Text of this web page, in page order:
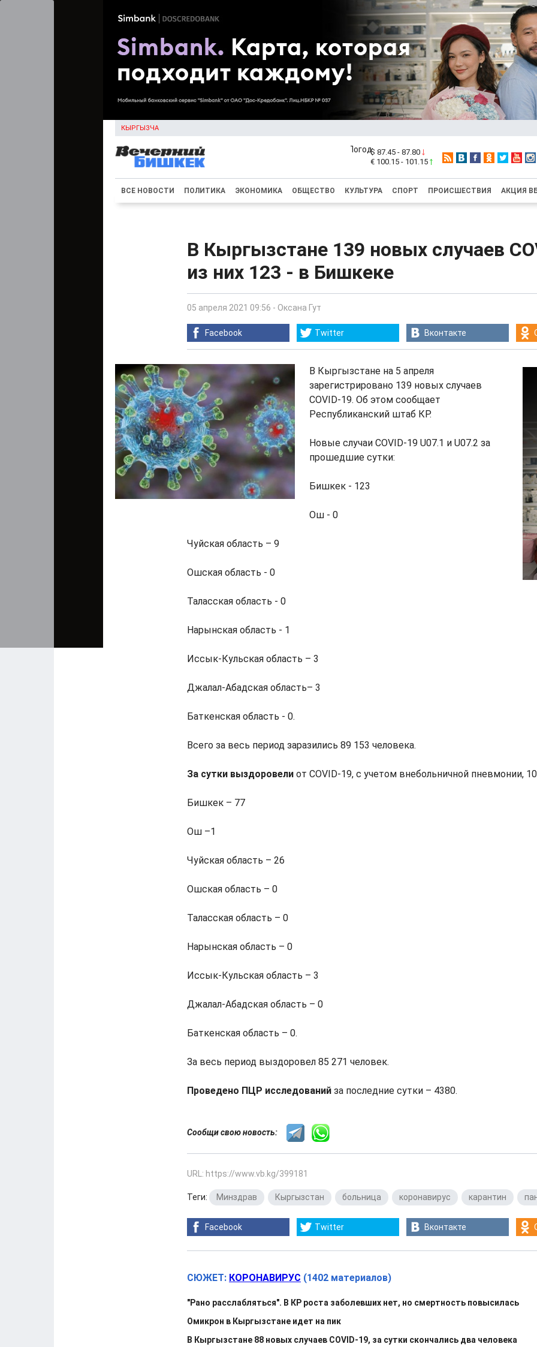
КЫРГЫЗЧА
$ 87.45 - 87.80
€ 100.15 - 101.15
ВСЕ НОВОСТИ ПОЛИТИКА ЭКОНОМИКА ОБЩЕСТВО КУЛЬТУРА СПОРТ ПРОИСШЕСТВИЯ АКЦИЯ
В Кыргызстане 139 новых случаев
из них 123 - в Бишкеке
05 апреля 2021 09:56 - Оксана Гут
Facebook Twitter Вконтакте
В Кыргызстане на 5 апреля
зарегистрировано 139 новых случаев
COVID-19. Об этом сообщает
Республиканский штаб КР.
Новые случаи COVID-19 U07.1 и U07.2 за
прошедшие сутки:
Бишкек - 123
Ош - 0
Чуйская область – 9
Ошская область - 0
Таласская область - 0
Нарынская область - 1
Иссык-Кульская область – 3
Джалал-Абадская область– 3
Баткенская область - 0.
Всего за весь период заразились 89 153 человека.
За сутки выздоровели от COVID-19, с учетом внебольничной пневмонии,
Бишкек – 77
Ош –1
Чуйская область – 26
Ошская область – 0
Таласская область – 0
Нарынская область – 0
Иссык-Кульская область – 3
Джалал-Абадская область – 0
Баткенская область – 0.
За весь период выздоровел 85 271 человек.
Проведено ПЦР исследований за последние сутки – 4380.
Сообщи свою новость:
URL: https://www.vb.kg/399181
Теги: Минздрав Кыргызстан больница коронавирус карантин
Facebook Twitter Вконтакте
СЮЖЕТ: КОРОНАВИРУС (1402 материалов)
"Рано расслабляться". В КР роста заболевших нет, но смертность повысилась
Омикрон в Кыргызстане идет на пик
В Кыргызстане 88 новых случаев COVID-19, за сутки скончались два человека